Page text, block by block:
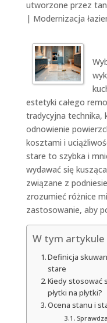
utworzone przez
| Modernizacja
estetyki całego
tradycyjna technika,
odnowienie
kosztami i
stare to szybka i
wydawać się
związane z
zrozumieć różnice
zastosowanie, aby
W tym artykule
Definicja
stare
Kiedy stosować
płytki na płytki?
Ocena stanu i